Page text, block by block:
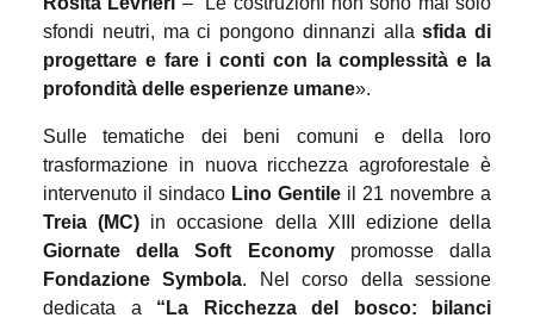
sfondi neutri, ma ci pongono dinnanzi allasfida di
progettare e fare i conti con la complessità e la
profondità delle esperienze umane».
Sulle tematiche dei beni comuni e della loro
trasformazione in nuova ricchezza agroforestale è
intervenuto il sindaco Lino Gentile il 21 novembre a
Treia (MC) in occasione della XIII edizione della
Giornate della Soft Economypromosse dalla
Fondazione Symbola. Nel corso della sessione
dedicata a “La Ricchezza del bosco: bilanci